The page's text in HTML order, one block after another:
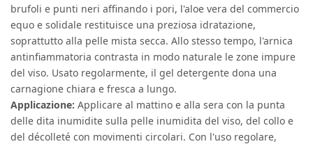
brufoli e punti neri affinando i pori, l'aloe vera del commercio
equo e solidale restituisce una preziosa idratazione,
soprattutto alla pelle mista secca. Allo stesso tempo, l'arnica
antinfiammatoria contrasta in modo naturale le zone impure
del viso. Usato regolarmente, il gel detergente dona una
carnagione chiara e fresca a lungo.
Applicazione: Applicare al mattino e alla sera con la punta
delle dita inumidite sulla pelle inumidita del viso, del collo e
del décolleté con movimenti circolari. Con l'uso regolare,